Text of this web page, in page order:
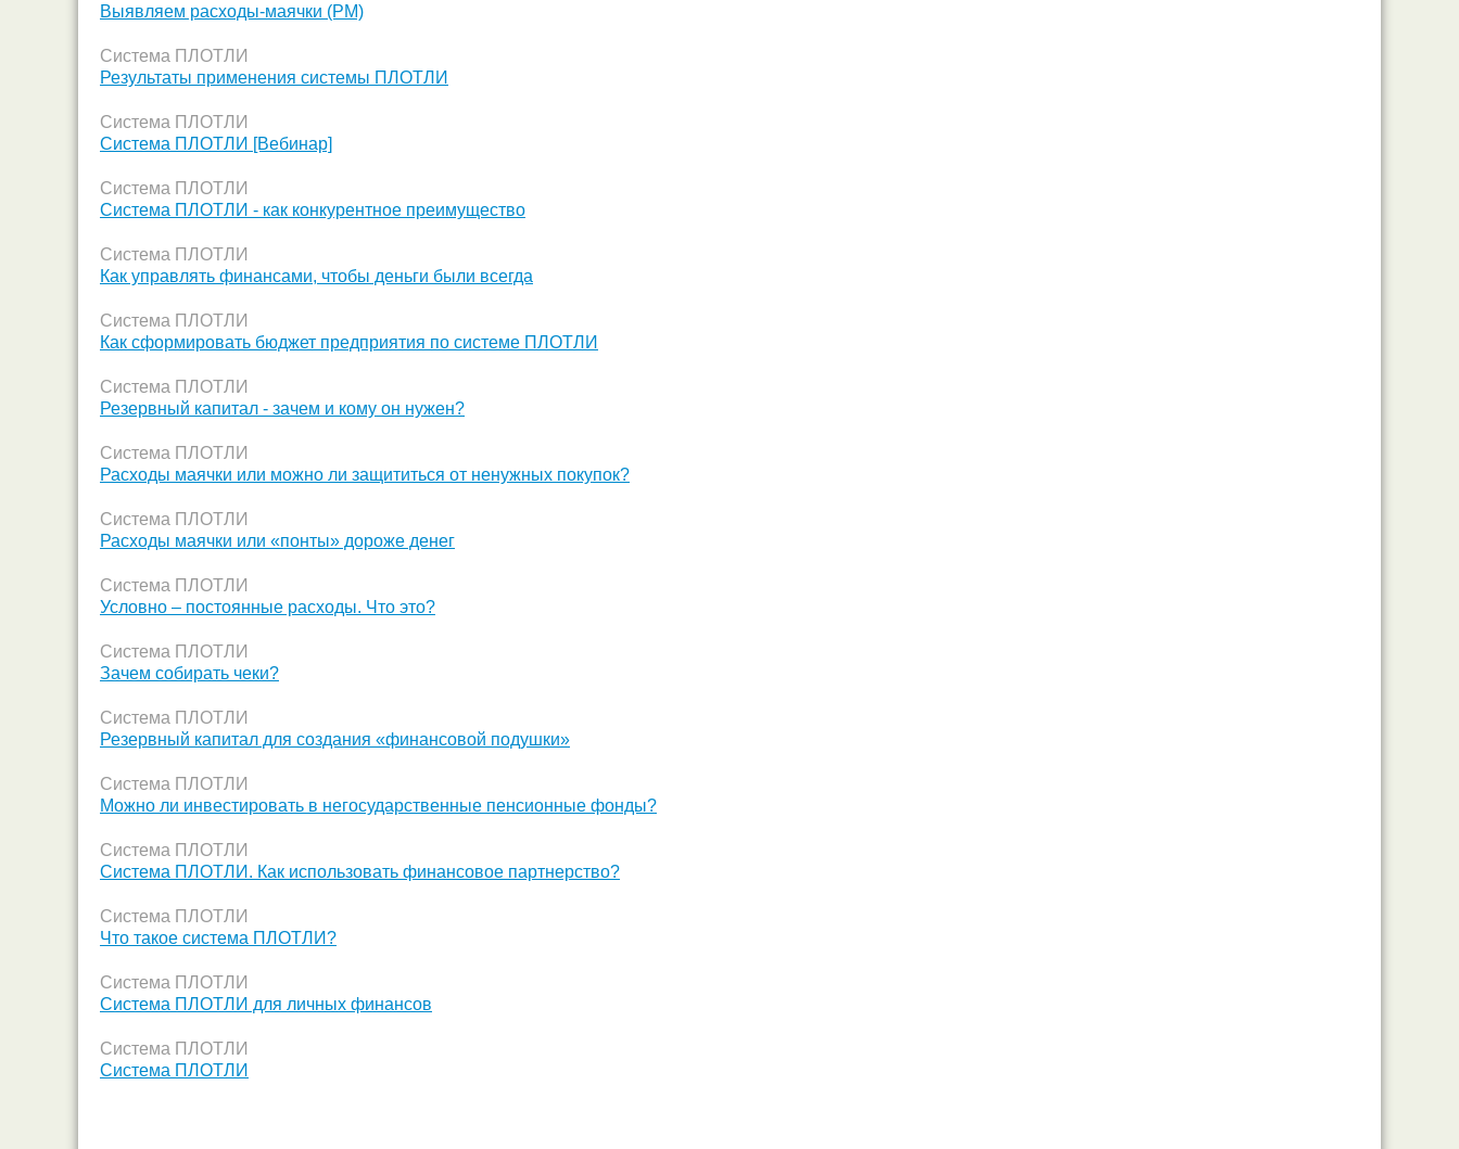
Выявляем расходы-маячки (РМ)
Система ПЛОТЛИ
Результаты применения системы ПЛОТЛИ
Система ПЛОТЛИ
Система ПЛОТЛИ [Вебинар]
Система ПЛОТЛИ
Система ПЛОТЛИ - как конкурентное преимущество
Система ПЛОТЛИ
Как управлять финансами, чтобы деньги были всегда
Система ПЛОТЛИ
Как сформировать бюджет предприятия по системе ПЛОТЛИ
Система ПЛОТЛИ
Резервный капитал - зачем и кому он нужен?
Система ПЛОТЛИ
Расходы маячки или можно ли защититься от ненужных покупок?
Система ПЛОТЛИ
Расходы маячки или «понты» дороже денег
Система ПЛОТЛИ
Условно – постоянные расходы. Что это?
Система ПЛОТЛИ
Зачем собирать чеки?
Система ПЛОТЛИ
Резервный капитал для создания «финансовой подушки»
Система ПЛОТЛИ
Можно ли инвестировать в негосударственные пенсионные фонды?
Система ПЛОТЛИ
Система ПЛОТЛИ. Как использовать финансовое партнерство?
Система ПЛОТЛИ
Что такое система ПЛОТЛИ?
Система ПЛОТЛИ
Система ПЛОТЛИ для личных финансов
Система ПЛОТЛИ
Система ПЛОТЛИ